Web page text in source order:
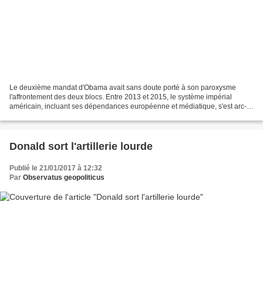
Le deuxième mandat d'Obama avait sans doute porté à son paroxysme
l'affrontement des deux blocs. Entre 2013 et 2015, le système impérial
américain, incluant ses dépendances européenne et médiatique, s'est arc-
Donald sort l'artillerie lourde
Publié le 21/01/2017 à 12:32
Par Observatus geopoliticus